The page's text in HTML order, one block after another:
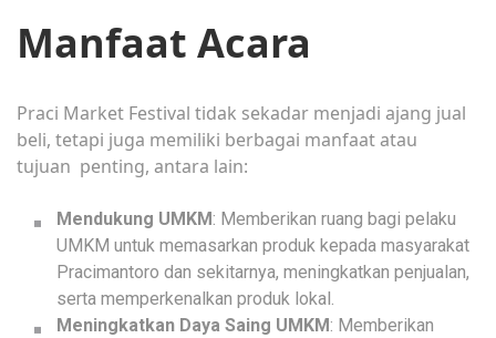
Manfaat Acara
Praci Market Festival tidak sekadar menjadi ajang jual
beli, tetapi juga memiliki berbagai manfaat atau
tujuan penting, antara lain:
Mendukung UMKM: Memberikan ruang bagi pelaku
UMKM untuk memasarkan produk kepada masyarakat
Pracimantoro dan sekitarnya, meningkatkan penjualan,
serta memperkenalkan produk lokal.
Meningkatkan Daya Saing UMKM: Memberikan